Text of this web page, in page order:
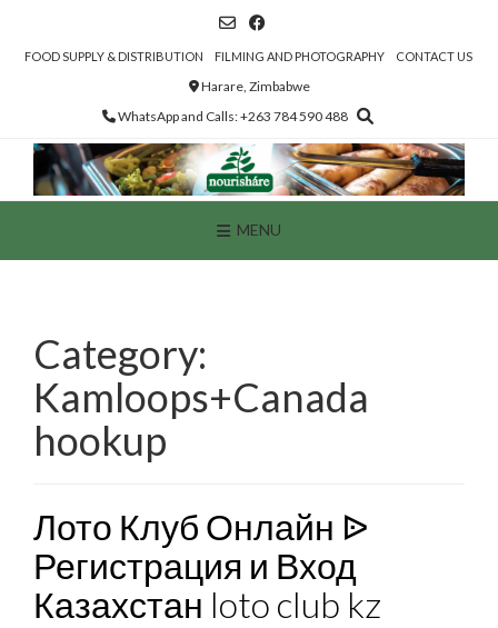
contentFOOD SUPPLY & DISTRIBUTION FILMING AND PHOTOGRAPHY CONTACT US
Harare, Zimbabwe
WhatsApp and Calls: +263 784 590 488
MENU
Category:
Kamloops+Canada
hookup
Лото Клуб Онлайн ᐉ
Регистрация и Вход
Казахстан loto club kz